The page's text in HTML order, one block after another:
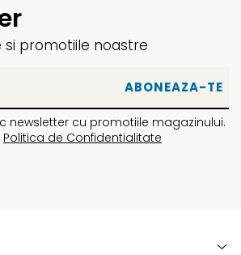
promotiile noastre
newsletter cu promotiile magazinului.
Politica de Confidentialitate